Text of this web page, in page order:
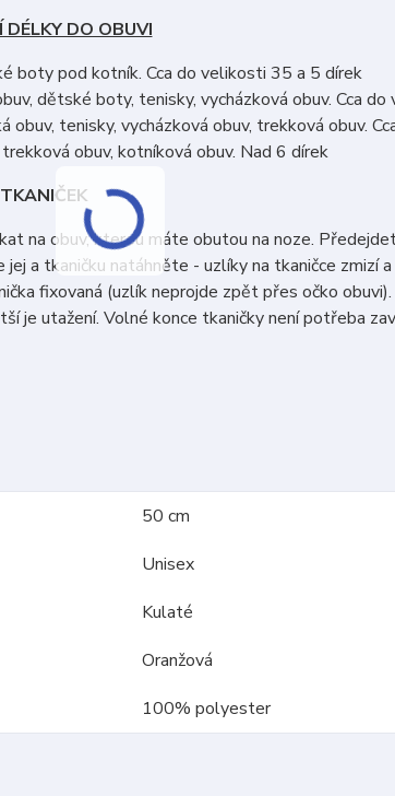
DO OBUVI
boty pod kotník. Cca do velikosti 35 a 5 dírek
dětské boty, tenisky, vycházková obuv. Cca
obuv, tenisky, vycházková obuv, trekková obuv.
obuv, kotníková obuv. Nad 6 dírek
na obuv, kterou máte obutou na noze.
jej a tkaničku natáhněte - uzlíky na tkaničce
fixovaná (uzlík neprojde zpět přes očko
je utažení. Volné konce tkaničky není potřeba
50 cm
Unisex
Kulaté
Oranžová
100% polyester